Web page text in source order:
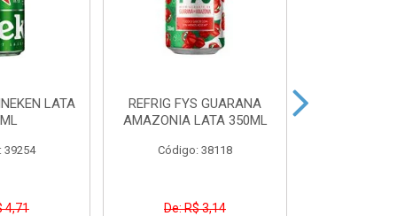
LATA
39254
4,71
REFRIG FYS GUARANA
AMAZONIA LATA 350ML
Código: 38118
De: R$ 3,14